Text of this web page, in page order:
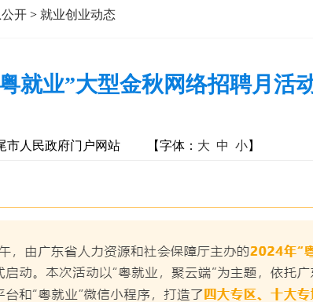
开 > 就业创业动态
就业”大型金秋网络招聘月活
市人民政府门户网站 【字体： 大 中 小】